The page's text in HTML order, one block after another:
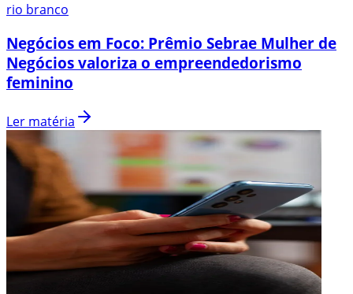
rio branco
Negócios em Foco: Prêmio Sebrae Mulher de
Negócios valoriza o empreendedorismo
feminino
Ler matéria